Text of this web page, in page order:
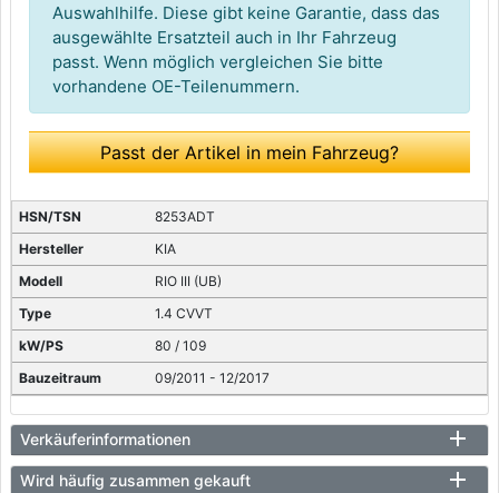
Auswahlhilfe. Diese gibt keine Garantie, dass das
ausgewählte Ersatzteil auch in Ihr Fahrzeug
passt. Wenn möglich vergleichen Sie bitte
vorhandene OE-Teilenummern.
Passt der Artikel in mein Fahrzeug?
8253ADT
KIA
RIO III (UB)
1.4 CVVT
80 / 109
09/2011 - 12/2017
Verkäuferinformationen
Wird häufig zusammen gekauft